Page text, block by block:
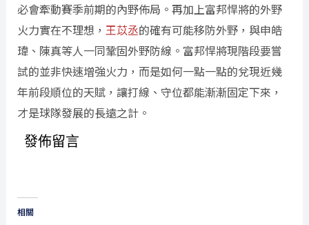
必會牽動賽季前期的內野佈局。再加上富邦悍將的外野
火力實在不理想， 王苡丞的確有可能移防外野，與申皓
瑋、陳真等人一同鞏固外野防線。富邦悍將現階段要嘗
試的並非快速增強火力，而是如何一點一點的兌現近幾
年前段順位的天賦，讓打線、守位都能漸漸固定下來，
才是球隊發展的長遠之計。
發佈留言
相關